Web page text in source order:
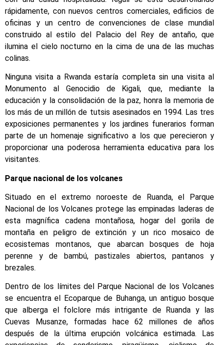
rápidamente, con nuevos centros comerciales, edificios de
oficinas y un centro de convenciones de clase mundial
construido al estilo del Palacio del Rey de antaño, que
ilumina el cielo nocturno en la cima de una de las muchas
colinas.
Ninguna visita a Rwanda estaría completa sin una visita al
Monumento al Genocidio de Kigali, que, mediante la
educación y la consolidación de la paz, honra la memoria de
los más de un millón de tutsis asesinados en 1994. Las tres
exposiciones permanentes y los jardines funerarios forman
parte de un homenaje significativo a los que perecieron y
proporcionar una poderosa herramienta educativa para los
visitantes.
Parque nacional de los volcanes
Situado en el extremo noroeste de Ruanda, el Parque
Nacional de los Volcanes protege las empinadas laderas de
esta magnífica cadena montañosa, hogar del gorila de
montaña en peligro de extinción y un rico mosaico de
ecosistemas montanos, que abarcan bosques de hoja
perenne y de bambú, pastizales abiertos, pantanos y
brezales.
Dentro de los límites del Parque Nacional de los Volcanes
se encuentra el Ecoparque de Buhanga, un antiguo bosque
que alberga el folclore más intrigante de Ruanda y las
Cuevas Musanze, formadas hace 62 millones de años
después de la última erupción volcánica estimada. Las